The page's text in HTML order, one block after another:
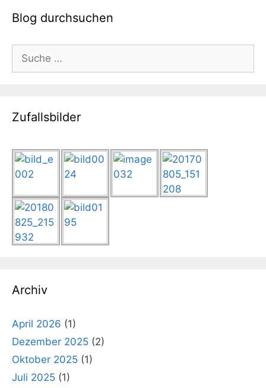
Blog durchsuchen
nach:
Zufallsbilder
Archiv
April 2026 (1)
Dezember 2025 (2)
Oktober 2025 (1)
Juli 2025 (1)